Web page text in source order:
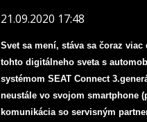
21.09.2020 17:48
Svet sa mení, stáva sa čoraz
tohto digitálneho sveta s
systémom SEAT Connect
neustále vo svojom smartphone
komunikácia so servisným